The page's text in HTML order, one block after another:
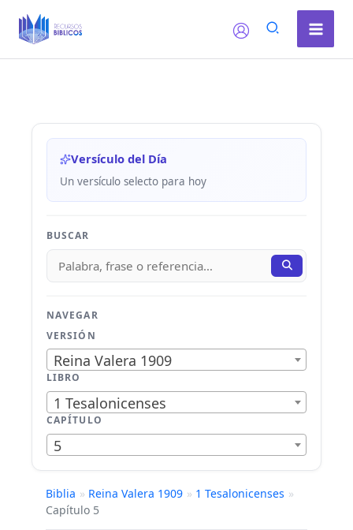
Versículo del Día
Un versículo selecto para hoy
BUSCAR
NAVEGAR
VERSIÓN
Reina Valera 1909
LIBRO
1 Tesalonicenses
CAPÍTULO
5
Biblia » Reina Valera 1909 » 1 Tesalonicenses »
Capítulo 5